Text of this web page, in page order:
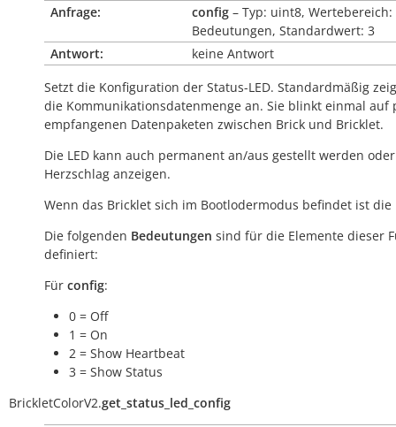
Anfrage:
config – Typ: uint8, Wertebereich:
Bedeutungen, Standardwert: 3
Antwort:
keine Antwort
Setzt die Konfiguration der Status-LED. Standardmäßig
die Kommunikationsdatenmenge an. Sie blinkt einmal auf
empfangenen Datenpaketen zwischen Brick und Bricklet.
Die LED kann auch permanent an/aus gestellt werden
Herzschlag anzeigen.
Wenn das Bricklet sich im Bootlodermodus befindet ist die
Die folgenden Bedeutungen sind für die Elemente dieser
definiert:
Für config:
0 = Off
1 = On
2 = Show Heartbeat
3 = Show Status
BrickletColorV2.get_status_led_config